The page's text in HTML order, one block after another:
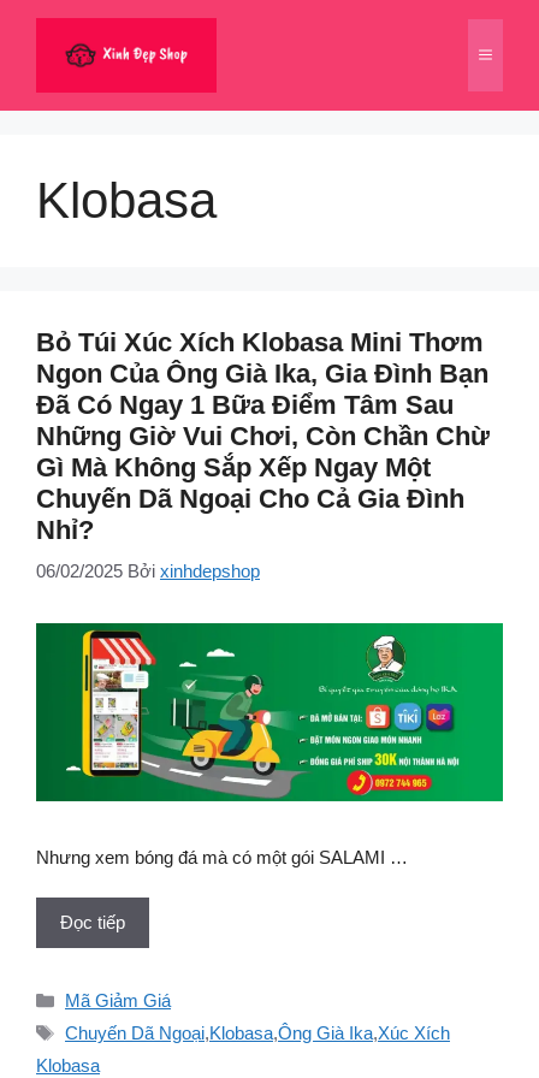
dung
Menu
Klobasa
Bỏ Túi Xúc Xích Klobasa Mini Thơm
Ngon Của Ông Già Ika, Gia Đình Bạn
Đã Có Ngay 1 Bữa Điểm Tâm Sau
Những Giờ Vui Chơi, Còn Chần Chừ
Gì Mà Không Sắp Xếp Ngay Một
Chuyến Dã Ngoại Cho Cả Gia Đình
Nhỉ?
06/02/2025 Bởi xinhdepshop
Nhưng xem bóng đá mà có một gói SALAMI …
Đọc tiếp
Danh
mục
Mã Giảm Giá
Thẻ
Chuyến Dã Ngoại,Klobasa,Ông Già Ika,Xúc Xích
Klobasa